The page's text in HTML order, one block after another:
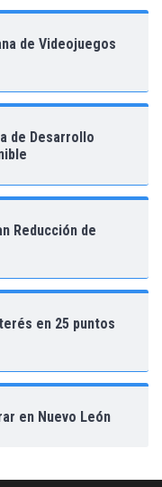
de Videojuegos
de Desarrollo
Reducción de
en 25 puntos
en Nuevo León